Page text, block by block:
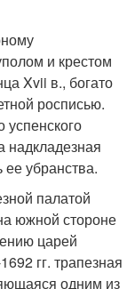
и крестом
Xvii в., богато
росписью.
успенского
надкладезная
ее убранства.
палатой
южной стороне
царей
гг. трапезная
одним из